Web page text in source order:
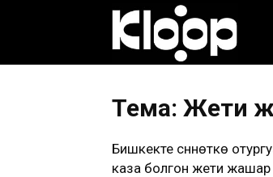
Тема: Жети
Бишкекте сүннөткө
каза болгон жети жашар